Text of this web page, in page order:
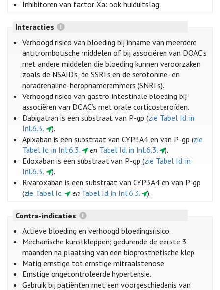
Inhibitoren van factor Xa: ook huiduitslag.
Interacties
Verhoogd risico van bloeding bij inname van meerdere
antitrombotische middelen of bij associëren van DOAC’s
met andere middelen die bloeding kunnen veroorzaken
zoals de NSAID's, de SSRI’s en de serotonine- en
noradrenaline-heropnameremmers (SNRI’s).
Verhoogd risico van gastro-intestinale bloeding bij
associëren van DOAC’s met orale corticosteroïden.
Dabigatran is een substraat van P-gp (zie Tabel Id. in
Inl.6.3.
).
Apixaban is een substraat van CYP3A4 en van P-gp (zie
Tabel Ic. in Inl.6.3.
en Tabel Id. in Inl.6.3.
).
Edoxaban is een substraat van P-gp (zie Tabel Id. in
Inl.6.3.
).
Rivaroxaban is een substraat van CYP3A4 en van P-gp
(zie Tabel Ic. en Tabel Id. in Inl.6.3. ).
Contra-indicaties
Actieve bloeding en verhoogd bloedingsrisico.
Mechanische kunstkleppen; gedurende de eerste 3
maanden na plaatsing van een bioprosthetische klep.
Matig ernstige tot ernstige mitraalstenose
Ernstige ongecontroleerde hypertensie.
Gebruik bij patiënten met een voorgeschiedenis van